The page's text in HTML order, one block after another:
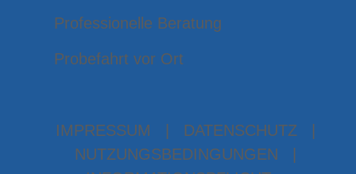
Professionelle Beratung
Probefahrt vor Ort
IMPRESSUM DATENSCHUTZ
NUTZUNGSBEDINGUNGEN